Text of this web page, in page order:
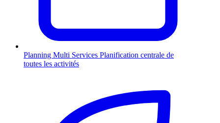
Planning Multi Services Planification centrale de
toutes les activités